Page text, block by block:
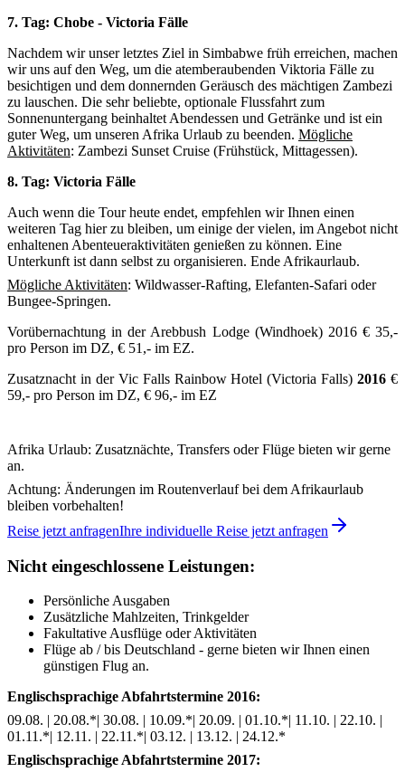
7. Tag: Chobe - Victoria Fälle
Nachdem wir unser letztes Ziel in Simbabwe früh erreichen, machen
wir uns auf den Weg, um die atemberaubenden Viktoria Fälle zu
besichtigen und dem donnernden Geräusch des mächtigen Zambezi
zu lauschen. Die sehr beliebte, optionale Flussfahrt zum
Sonnenuntergang beinhaltet Abendessen und Getränke und ist ein
guter Weg, um unseren Afrika Urlaub zu beenden. Mögliche
Aktivitäten: Zambezi Sunset Cruise (Frühstück, Mittagessen).
8. Tag: Victoria Fälle
Auch wenn die Tour heute endet, empfehlen wir Ihnen einen
weiteren Tag hier zu bleiben, um einige der vielen, im Angebot nicht
enhaltenen Abenteueraktivitäten genießen zu können. Eine
Unterkunft ist dann selbst zu organisieren. Ende Afrikaurlaub.
Mögliche Aktivitäten: Wildwasser-Rafting, Elefanten-Safari oder
Bungee-Springen.
Vorübernachtung in der Arebbush Lodge (Windhoek) 2016 € 35,-
pro Person im DZ, € 51,- im EZ.
Zusatznacht in der Vic Falls Rainbow Hotel (Victoria Falls)2016€
59,- pro Person im DZ, € 96,- im EZ
Afrika Urlaub: Zusatznächte, Transfers oder Flüge bieten wir gerne
an.
Achtung: Änderungen im Routenverlauf bei dem Afrikaurlaub
bleiben vorbehalten!
Reise jetzt anfragenIhre individuelle Reise jetzt anfragen
Nicht eingeschlossene Leistungen:
Persönliche Ausgaben
Zusätzliche Mahlzeiten, Trinkgelder
Fakultative Ausflüge oder Aktivitäten
Flüge ab / bis Deutschland - gerne bieten wir Ihnen einen
günstigen Flug an.
Englischsprachige Abfahrtstermine 2016:
09.08. | 20.08.*| 30.08. | 10.09.*| 20.09. | 01.10.*| 11.10. | 22.10. |
01.11.*| 12.11. | 22.11.*| 03.12. | 13.12. | 24.12.*
Englischsprachige Abfahrtstermine 2017: